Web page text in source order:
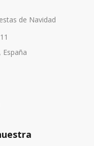
de Navidad